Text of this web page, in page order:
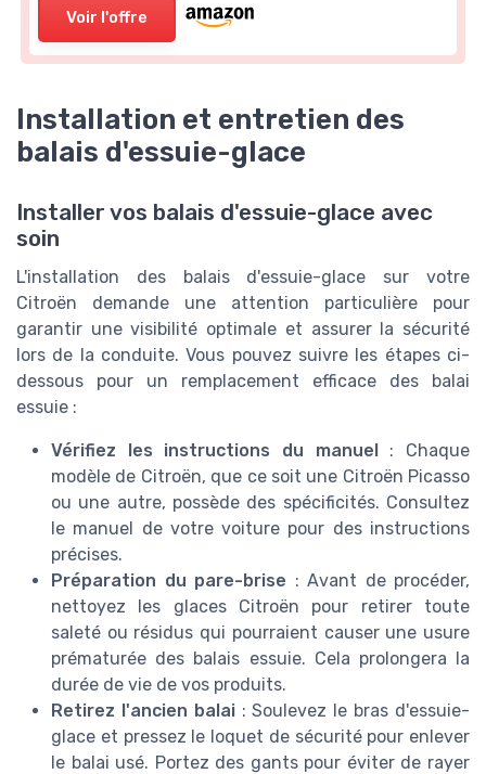
Voir l'offre
Installation et entretien des
balais d'essuie-glace
Installer vos balais d'essuie-glace avec
soin
L'installation des balais d'essuie-glace sur votre
Citroën demande une attention particulière pour
garantir une visibilité optimale et assurer la sécurité
lors de la conduite. Vous pouvez suivre les étapes ci-
dessous pour un remplacement efficace des balai
essuie :
Vérifiez les instructions du manuel: Chaque
modèle de Citroën, que ce soit une Citroën Picasso
ou une autre, possède des spécificités. Consultez
le manuel de votre voiture pour des instructions
précises.
Préparation du pare-brise : Avant de procéder,
nettoyez les glaces Citroën pour retirer toute
saleté ou résidus qui pourraient causer une usure
prématurée des balais essuie. Cela prolongera la
durée de vie de vos produits.
Retirez l'ancien balai: Soulevez le bras d'essuie-
glace et pressez le loquet de sécurité pour enlever
le balai usé. Portez des gants pour éviter de rayer